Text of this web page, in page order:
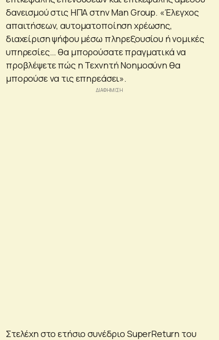
δανεισμού στις ΗΠΑ στην Man Group. «Έλεγχος
απαιτήσεων, αυτοματοποίηση χρέωσης,
διαχείριση ψήφου μέσω πληρεξουσίου ή νομικές
υπηρεσίες… θα μπορούσατε πραγματικά να
προβλέψετε πώς η Τεχνητή Νοημοσύνη θα
μπορούσε να τις επηρεάσει».
Στελέχη στο ετήσιο συνέδριο SuperReturn του